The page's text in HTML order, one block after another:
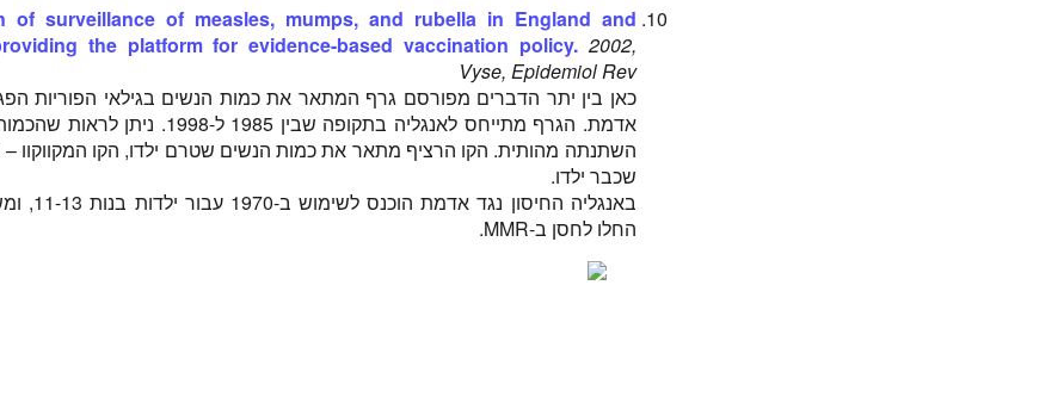
of surveillance of measles, mumps, and rubella in England and
the platform for evidence-based vaccination policy. 2002,
Vyse, Epidemiol Rev
כאן בין יתר הדברים מפורסם גרף המתאר את כמות הנשים בגילאי הפוריות
אדמת. הגרף מתייחס לאנגליה בתקופה שבין 1985 ל-
השתנתה מהותית. הקו הרציף מתאר את כמות הנשים שטרם ילדו, הקו המקווקוו
שכבר ילדו.
החלו לחסן ב-MMR.